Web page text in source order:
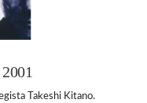
Takeshi Kitano.